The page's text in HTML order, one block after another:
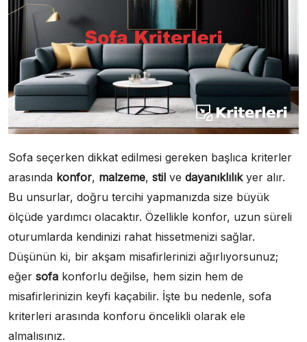
Sofa seçerken dikkat edilmesi gereken başlıca kriterler
arasında konfor, malzeme, stil ve dayanıklılıkyer alır.
Bu unsurlar, doğru tercihi yapmanızda size büyük
ölçüde yardımcı olacaktır. Özellikle konfor, uzun süreli
oturumlarda kendinizi rahat hissetmenizi sağlar.
Düşünün ki, bir akşam misafirlerinizi ağırlıyorsunuz;
eğer sofa konforlu değilse, hem sizin hem de
misafirlerinizin keyfi kaçabilir. İşte bu nedenle, sofa
kriterleri arasında konforu öncelikli olarak ele
almalısınız.